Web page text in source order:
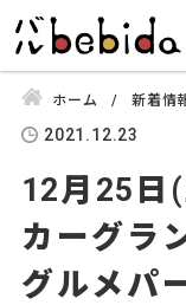
ホーム 新着情
2021.12.23
12月25日
カーグラ
グルメパ